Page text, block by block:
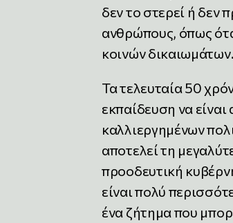
δεν το στερεί ή δεν
ανθρώπους, όπως
κοινών δικαιωμάτων.
Τα τελευταία 50
εκπαίδευση να
καλλιεργημένων
αποτελεί τη
προοδευτική
είναι πολύ
ένα ζήτημα που